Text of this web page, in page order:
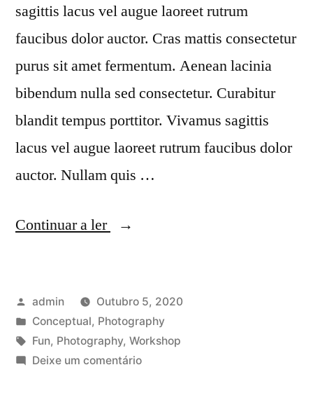
sagittis lacus vel augue laoreet rutrum
faucibus dolor auctor. Cras mattis consectetur
purus sit amet fermentum. Aenean lacinia
bibendum nulla sed consectetur. Curabitur
blandit tempus porttitor. Vivamus sagittis
lacus vel augue laoreet rutrum faucibus dolor
auctor. Nullam quis …
Continuar a ler
“Morbi
porta
eget
metus
Publicado
por
admin
Outubro 5, 2020
Publicado
em
Conceptual, Photography
Etiquetas:
Fun, Photography, Workshop
Deixe um comentárioem